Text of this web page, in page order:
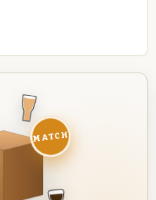
MATCH